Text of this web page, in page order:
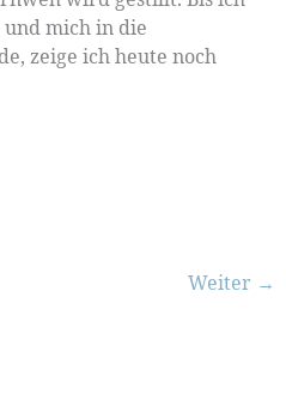
mich in die
zeige ich heute noch
Weiter →